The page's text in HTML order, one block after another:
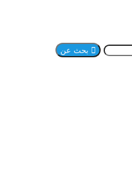
بحث عن